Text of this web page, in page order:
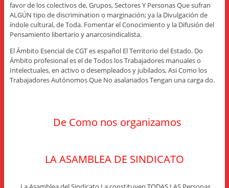
favor de los colectivos de, Grupos, Sectores Y Personas Que sufran
ALGÚN tipo de discrimination o marginación; ya la Divulgación de
índole cultural, de Toda. Fomentar el Conocimiento y la Difusión del
Pensamiento libertario y anarcosindicalista.
El Ámbito Esencial de CGT es español El Territorio del Estado. Do
Ámbito profesional es el de Todos los Trabajadores manuales o
Intelectuales, en activo o desempleados y jubilados, Asi Como los
Trabajadores Autónomos Que No asalariados Tengan una carga do.
De Como nos organizamos
LA ASAMBLEA DE SINDICATO